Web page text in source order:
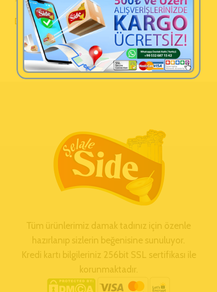
Devamını oku
Tüm ürünlerimiz damak tadınız için özenle
hazırlanıp sizlerin beğenisine sunuluyor.
Kredi kartı bilgileriniz 256bit SSL sertifikası ile
korunmaktadır.